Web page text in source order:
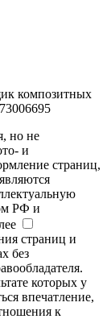
композитных
но не
и
страниц,
РФ и
страниц и
без
которых у
впечатление,
к